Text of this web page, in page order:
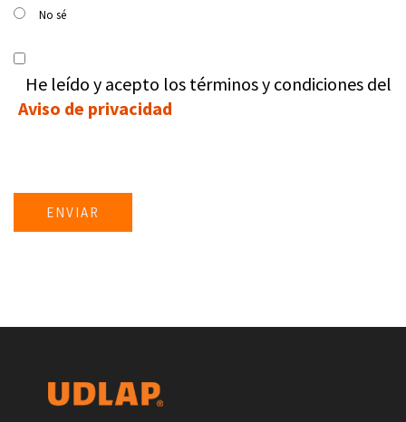
No sé
He leído y acepto los términos y condiciones del
Aviso de privacidad